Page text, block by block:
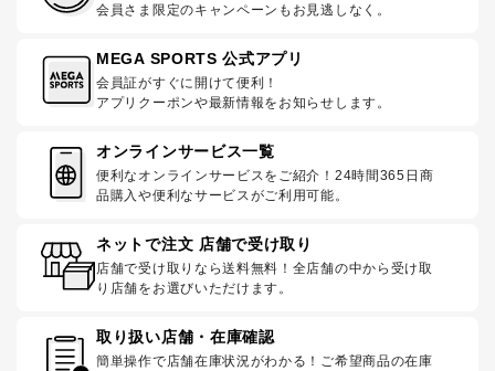
会員さま限定のキャンペーンもお見逃しなく。
MEGA SPORTS 公式アプリ
会員証がすぐに開けて便利！
アプリクーポンや最新情報をお知らせします。
オンラインサービス一覧
便利なオンラインサービスをご紹介！24時間365日商
品購入や便利なサービスがご利用可能。
ネットで注文 店舗で受け取り
店舗で受け取りなら送料無料！全店舗の中から受け取
り店舗をお選びいただけます。
取り扱い店舗・在庫確認
簡単操作で店舗在庫状況がわかる！ご希望商品の在庫